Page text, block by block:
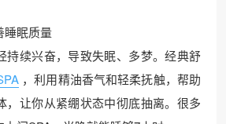
睡眠质量
持续兴奋，导致失眠、多梦。经典舒
，利用精油香气和轻柔抚触，帮助
，让你从紧绷状态中彻底抽离。很多